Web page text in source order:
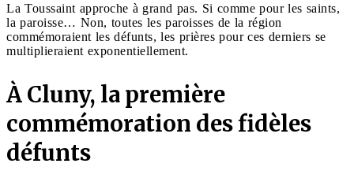
La Toussaint approche à grand pas. Si comme pour les saints,
la paroisse… Non, toutes les paroisses de la région
commémoraient les défunts, les prières pour ces derniers se
multiplieraient exponentiellement.
À Cluny, la première
commémoration des fidèles
défunts